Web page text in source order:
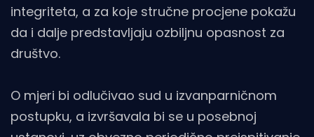
integriteta, a za koje stručne procjene pokažu
da i dalje predstavljaju ozbiljnu opasnost za
društvo.
O mjeri bi odlučivao sud u izvanparničnom
postupku, a izvršavala bi se u posebnoj